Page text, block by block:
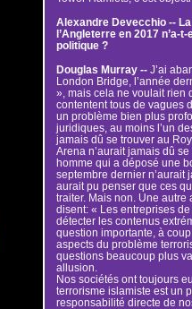
Alexandre Devecchio --
l’Angleterre en 2017 n’a-
politique ?
Douglas Murray --J’ai
London Bridge, l’année
», mais cela ne voulait rien
contentent tous de vagues
un problème bien plus
juridiques, au moins l’un
jamais dû se trouver au
Arena n’aurait jamais dû
homme qui a déposé une
septembre dernier n’aurait
aurait pu penser que ces
traiter. Mais non. Une
disent: « Les entreprises
détecter les contenus
question importante, à
aspects du problème
questions beaucoup plus
allusion.
Nos sociétés ont toujours
terrorisme islamiste est un
responsabilité directe de